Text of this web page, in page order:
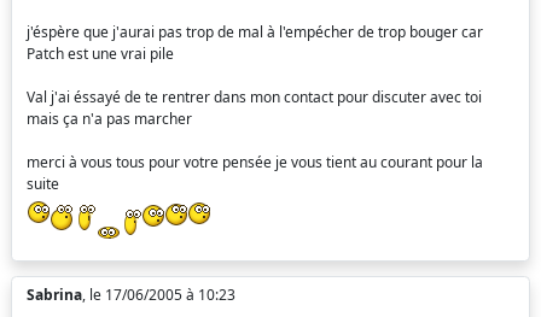
j'éspère que j'aurai pas trop de mal à l'empécher de trop bouger car
Patch est une vrai pile
Val j'ai éssayé de te rentrer dans mon contact pour discuter avec toi
mais ça n'a pas marcher
merci à vous tous pour votre pensée je vous tient au courant pour la
suite
Sabrina, le 17/06/2005 à 10:23